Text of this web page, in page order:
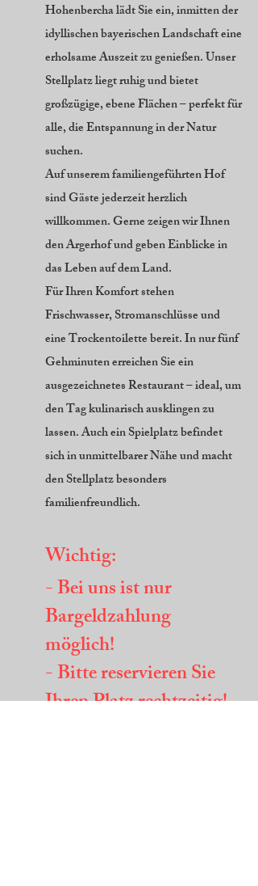
Hohenbercha lädt Sie ein, inmitten der
idyllischen bayerischen Landschaft eine
erholsame Auszeit zu genießen. Unser
Stellplatz liegt ruhig und bietet
großzügige, ebene Flächen – perfekt für
alle, die Entspannung in der Natur
suchen.
Auf unserem familiengeführten Hof
sind Gäste jederzeit herzlich
willkommen. Gerne zeigen wir Ihnen
den Argerhof und geben Einblicke in
das Leben auf dem Land.
Für Ihren Komfort stehen
Frischwasser, Stromanschlüsse und
eine Trockentoilette bereit. In nur fünf
Gehminuten erreichen Sie ein
ausgezeichnetes Restaurant – ideal, um
den Tag kulinarisch ausklingen zu
lassen. Auch ein Spielplatz befindet
sich in unmittelbarer Nähe und macht
den Stellplatz besonders
familienfreundlich.
Wichtig:
- Bei uns ist nur
Bargeldzahlung
möglich!
- Bitte reservieren Sie
Ihren Platz rechtzeitig!